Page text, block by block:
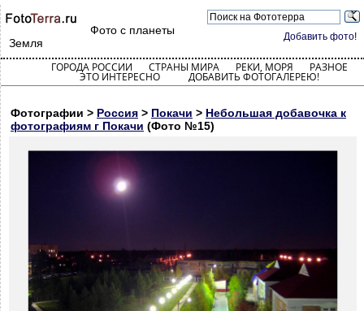
Добавить фото!
Фото с планеты
Земля
ГОРОДА РОССИИ СТРАНЫ МИРА РЕКИ, МОРЯ РАЗНОЕ
ЭТО ИНТЕРЕСНО ДОБАВИТЬ ФОТОГАЛЕРЕЮ!
Фотографии > Россия > Покачи > Небольшая добавочка к
фотографиям г Покачи (Фото №15)